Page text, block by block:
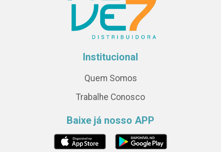
Institucional
Quem Somos
Trabalhe Conosco
Baixe já nosso APP